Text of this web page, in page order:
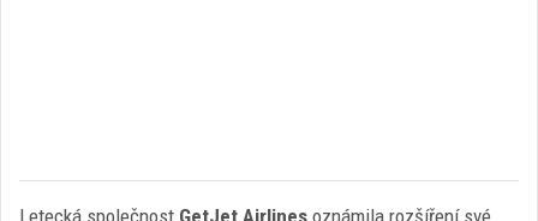
Letecká společnost GetJet Airlines oznámila rozšíření své